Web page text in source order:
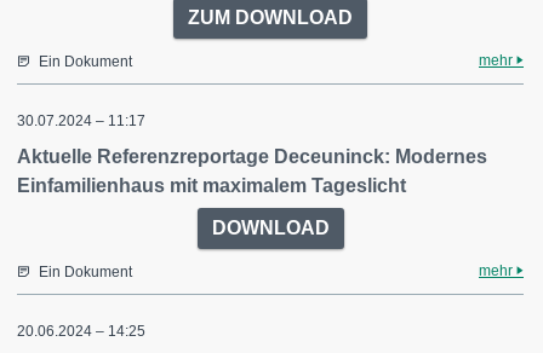
ZUM DOWNLOAD
Ein Dokument mehr
30.07.2024 – 11:17
Aktuelle Referenzreportage Deceuninck: Modernes
Einfamilienhaus mit maximalem Tageslicht
DOWNLOAD
Ein Dokument mehr
20.06.2024 – 14:25